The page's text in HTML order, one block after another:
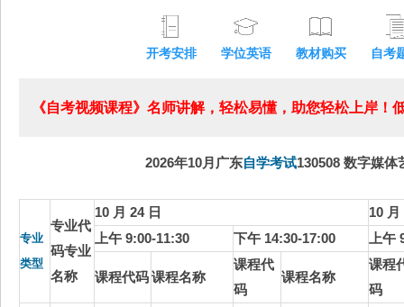
开考安排 学位英语 教材购买 自考
《自考视频课程》名师讲解，轻松易懂，助您轻松上岸！
2026年10月广东自学考试130508 数字媒体
专业
类型
专业代
码专业
名称
10 月 24 日
10 月
上午 9:00-11:30
下午 14:30-17:00 上午
课程代码课程名称
课程代
码
课程名称
课程
码